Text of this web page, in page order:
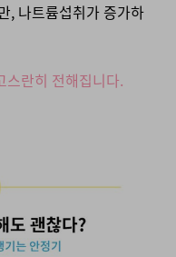
, 나트륨섭취가 증가하
스란히 전해집니다.